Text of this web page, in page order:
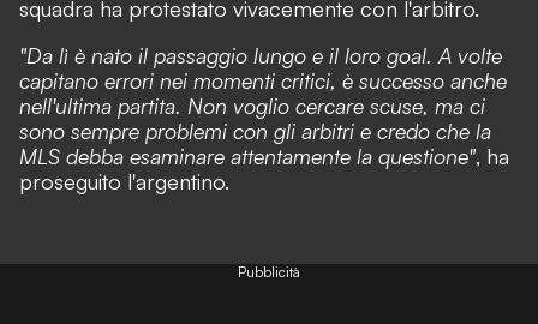
squadra ha protestato vivacemente con l'arbitro.
"Da lì è nato il passaggio lungo e il loro goal. A volte
capitano errori nei momenti critici, è successo anche
nell'ultima partita. Non voglio cercare scuse, ma ci
sono sempre problemi con gli arbitri e credo che la
MLS debba esaminare attentamente la questione", ha
proseguito l'argentino.
Pubblicità